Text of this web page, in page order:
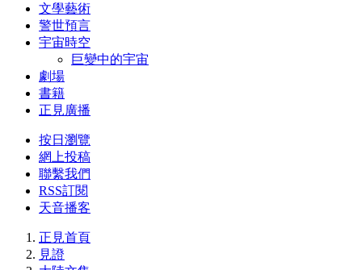
文學藝術
警世預言
宇宙時空
巨變中的宇宙
劇場
書籍
正見廣播
按日瀏覽
網上投稿
聯繫我們
RSS訂閱
天音播客
正見首頁
見證